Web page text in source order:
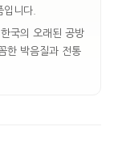
니다.
국의 오래된 공방
한 박음질과 전통